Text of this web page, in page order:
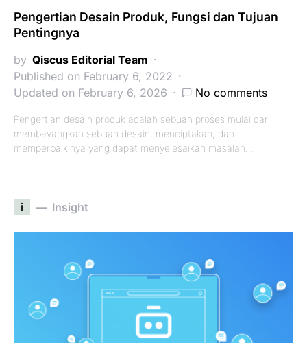
Pengertian Desain Produk, Fungsi dan Tujuan
Pentingnya
by Qiscus Editorial Team
Published on February 6, 2022
Updated on February 6, 2026
No comments
Pengertian desain produk adalah sebuah proses mulai dari
membayangkan sebuah desain, menciptakan, dan
memperbaikinya yang dapat menyelesaikan masalah…
i Insight